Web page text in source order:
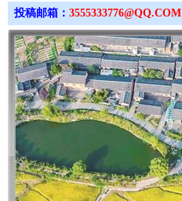
投稿邮箱： 3555333776@QQ.COM